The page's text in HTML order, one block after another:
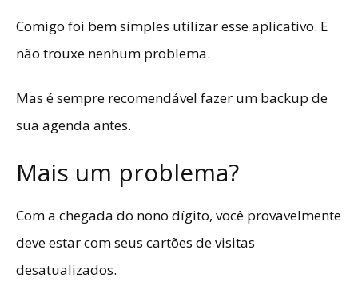
Comigo foi bem simples utilizar esse aplicativo. E
não trouxe nenhum problema.
Mas é sempre recomendável fazer um backup de
sua agenda antes.
Mais um problema?
Com a chegada do nono dígito, você provavelmente
deve estar com seus cartões de visitas
desatualizados.